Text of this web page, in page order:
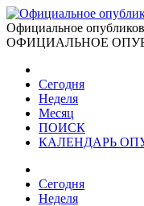
Официальное
ОФИЦИАЛЬНОЕ
Сегодня
Неделя
Месяц
ПОИСК
КАЛЕНДАРЬ
Сегодня
Неделя